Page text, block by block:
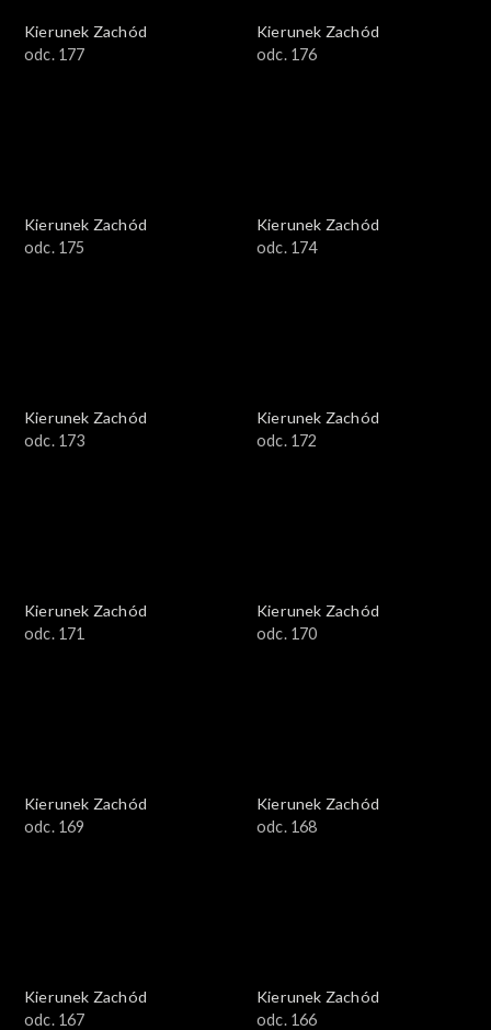
Kierunek Zachód
odc. 177
Kierunek Zachód
odc. 176
Kierunek Zachód
odc. 175
Kierunek Zachód
odc. 174
Kierunek Zachód
odc. 173
Kierunek Zachód
odc. 172
Kierunek Zachód
odc. 171
Kierunek Zachód
odc. 170
Kierunek Zachód
odc. 169
Kierunek Zachód
odc. 168
Kierunek Zachód
odc. 167
Kierunek Zachód
odc. 166